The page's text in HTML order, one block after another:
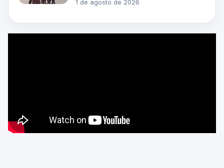
1 de agosto de 2026